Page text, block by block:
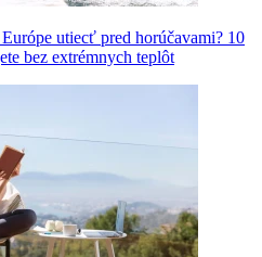
utiecť pred horúčavami? 10
bez extrémnych teplôt